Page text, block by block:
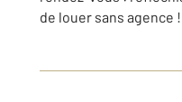
de louer sans agence !